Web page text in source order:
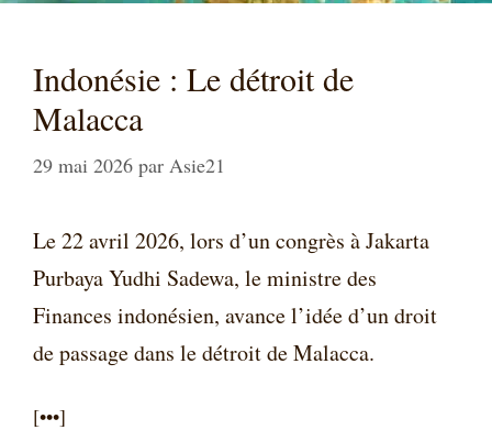
Indonésie : Le détroit de
Malacca
29 mai 2026 par Asie21
Le 22 avril 2026, lors d’un congrès à Jakarta
Purbaya Yudhi Sadewa, le ministre des
Finances indonésien, avance l’idée d’un droit
de passage dans le détroit de Malacca.
[•••]